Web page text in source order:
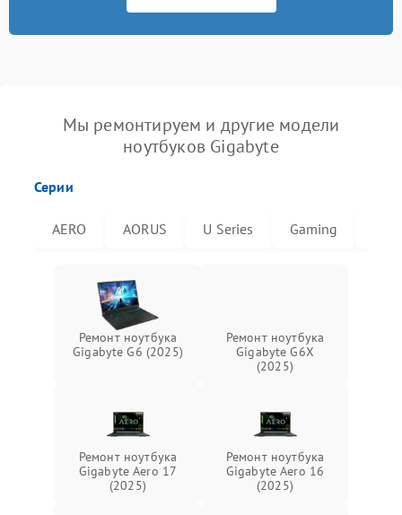
Мы ремонтируем и другие модели
ноутбуков Gigabyte
Серии
AERO AORUS U Series Gaming
Ремонт ноутбука
Gigabyte G6 (2025)
Ремонт ноутбука
Gigabyte G6X
(2025)
Ремонт ноутбука
Gigabyte Aero 17
(2025)
Ремонт ноутбука
Gigabyte Aero 16
(2025)